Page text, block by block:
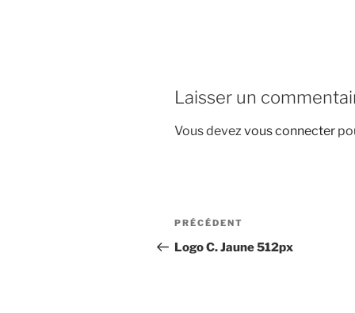
Laisser un
Vous devezvous connecter
Navigation
de
Article
précédent
PRÉCÉDENT
Logo C. Jaune 512px